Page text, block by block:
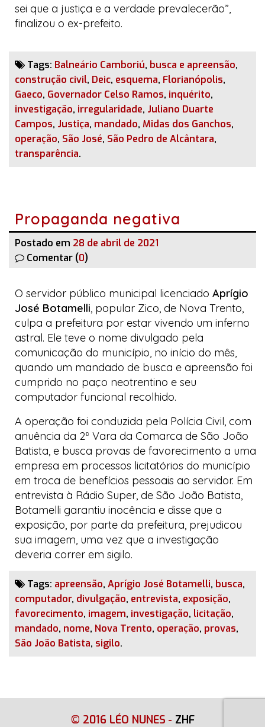
sei que a justiça e a verdade prevalecerão”,
finalizou o ex-prefeito.
Tags: Balneário Camboriú, busca e apreensão,
construção civil, Deic, esquema, Florianópolis,
Gaeco, Governador Celso Ramos, inquérito,
investigação, irregularidade, Juliano Duarte
Campos, Justiça, mandado, Midas dos Ganchos,
operação, São José, São Pedro de Alcântara,
transparência.
Propaganda negativa
Postado em 28 de abril de 2021
Comentar (0)
O servidor público municipal licenciado Aprígio
José Botamelli, popular Zico, de Nova Trento,
culpa a prefeitura por estar vivendo um inferno
astral. Ele teve o nome divulgado pela
comunicação do município, no início do mês,
quando um mandado de busca e apreensão foi
cumprido no paço neotrentino e seu
computador funcional recolhido.
A operação foi conduzida pela Polícia Civil, com
anuência da 2ª Vara da Comarca de São João
Batista, e busca provas de favorecimento a uma
empresa em processos licitatórios do município
em troca de benefícios pessoais ao servidor. Em
entrevista à Rádio Super , de São João Batista,
Botamelli garantiu inocência e disse que a
exposição, por parte da prefeitura, prejudicou
sua imagem, uma vez que a investigação
deveria correr em sigilo.
Tags: apreensão, Aprígio José Botamelli, busca,
computador, divulgação, entrevista, exposição,
favorecimento, imagem, investigação, licitação,
mandado, nome, Nova Trento, operação, provas,
São João Batista, sigilo.
© 2016 LÉO NUNES - ZHF